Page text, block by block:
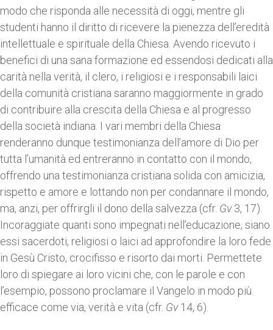
modo che risponda alle necessità di oggi, mentre gli
studenti hanno il diritto di ricevere la pienezza dell’eredità
intellettuale e spirituale della Chiesa. Avendo ricevuto i
benefici di una sana formazione ed essendosi dedicati alla
carità nella verità, il clero, i religiosi e i responsabili laici
della comunità cristiana saranno maggiormente in grado
di contribuire alla crescita della Chiesa e al progresso
della società indiana. I vari membri della Chiesa
renderanno dunque testimonianza dell’amore di Dio per
tutta l’umanità ed entreranno in contatto con il mondo,
offrendo una testimonianza cristiana solida con amicizia,
rispetto e amore e lottando non per condannare il mondo,
ma, anzi, per offrirgli il dono della salvezza (cfr. Gv3, 17).
Incoraggiate quanti sono impegnati nell’educazione, siano
essi sacerdoti, religiosi o laici ad approfondire la loro fede
in Gesù Cristo, crocifisso e risorto dai morti. Permettete
loro di spiegare ai loro vicini che, con le parole e con
l’esempio, possono proclamare il Vangelo in modo più
efficace come via, verità e vita (cfr. Gv14, 6).